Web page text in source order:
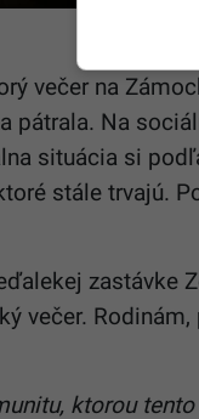
večer na
pátrala. Na
situácia si
stále trvajú.
zastávke
večer.
ktorou